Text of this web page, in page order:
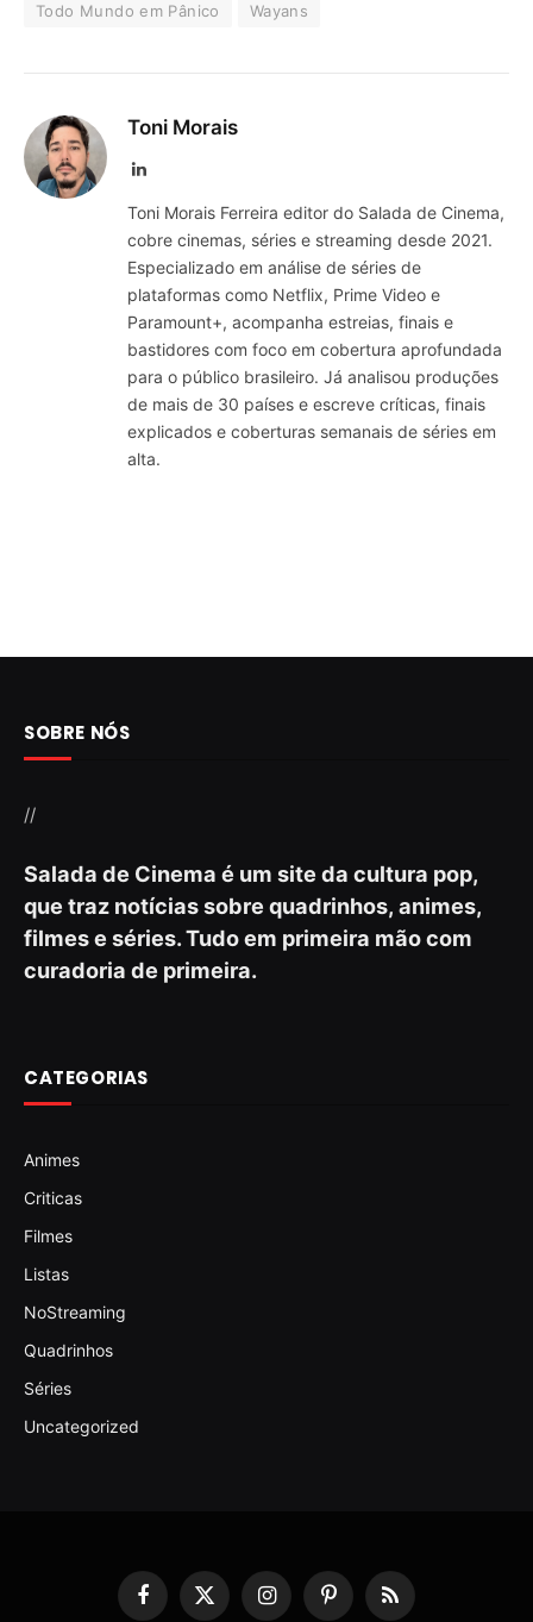
Todo Mundo em Pânico
Wayans
Toni Morais
LinkedIn
Toni Morais Ferreira editor do Salada de Cinema,
cobre cinemas, séries e streaming desde 2021.
Especializado em análise de séries de
plataformas como Netflix, Prime Video e
Paramount+, acompanha estreias, finais e
bastidores com foco em cobertura aprofundada
para o público brasileiro. Já analisou produções
de mais de 30 países e escreve críticas, finais
explicados e coberturas semanais de séries em
alta.
SOBRE NÓS
//
Salada de Cinema é um site da cultura pop,
que traz notícias sobre quadrinhos, animes,
filmes e séries. Tudo em primeira mão com
curadoria de primeira.
CATEGORIAS
Animes
Criticas
Filmes
Listas
NoStreaming
Quadrinhos
Séries
Uncategorized
Facebook
X
InstagramPinterestRSS